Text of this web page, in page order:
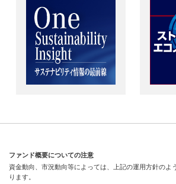
ファンド概要についての注意
資金動向、市況動向等によっては、上記の運用方針のよ
ります。